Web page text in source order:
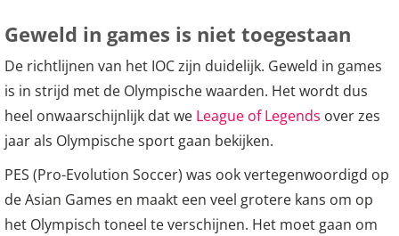
Geweld in games is niet toegestaan
De richtlijnen van het IOC zijn duidelijk. Geweld in games
is in strijd met de Olympische waarden. Het wordt dus
heel onwaarschijnlijk dat we League of Legends over zes
jaar als Olympische sport gaan bekijken.
PES (Pro-Evolution Soccer) was ook vertegenwoordigd op
de Asian Games en maakt een veel grotere kans om op
het Olympisch toneel te verschijnen. Het moet gaan om